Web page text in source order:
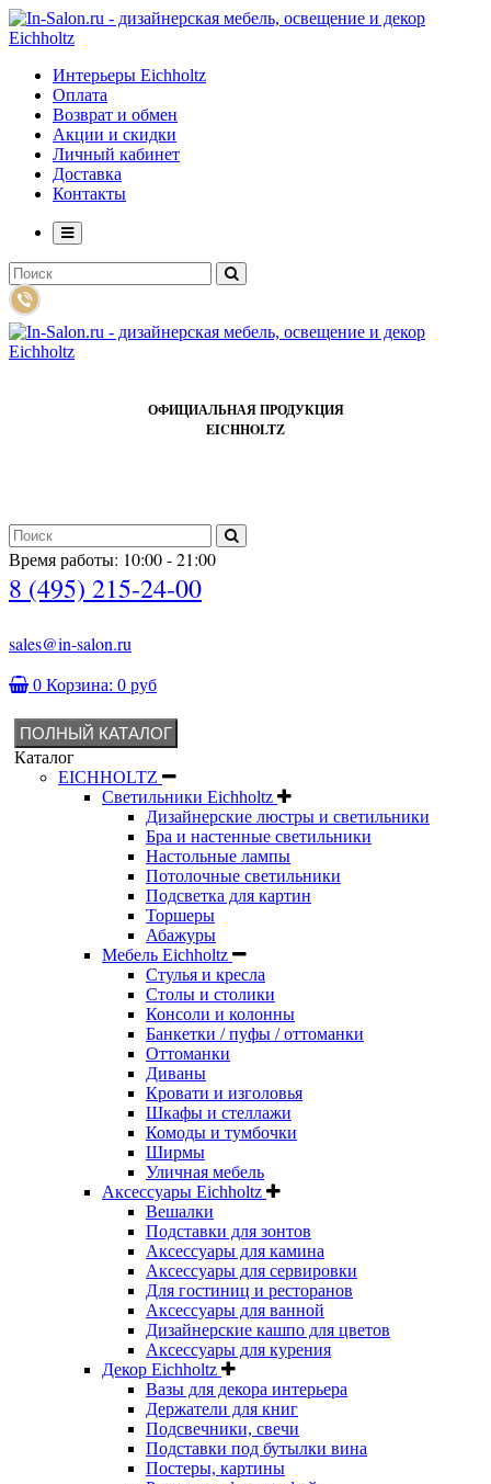
Интерьеры Eichholtz
Оплата
Возврат и обмен
Акции и скидки
Личный кабинет
Доставка
Контакты
ОФИЦИАЛЬНАЯ ПРОДУКЦИЯ
EICHHOLTZ
Время работы: 10:00 - 21:00
8 (495) 215-24-00
sales@in-salon.ru
0 Корзина: 0 руб
ПОЛНЫЙ КАТАЛОГ
Каталог
EICHHOLTZ
Светильники Eichholtz
Дизайнерские люстры и светильники
Бра и настенные светильники
Настольные лампы
Потолочные светильники
Подсветка для картин
Торшеры
Абажуры
Мебель Eichholtz
Стулья и кресла
Столы и столики
Консоли и колонны
Банкетки / пуфы / оттоманки
Оттоманки
Диваны
Кровати и изголовья
Шкафы и стеллажи
Комоды и тумбочки
Ширмы
Уличная мебель
Аксессуары Eichholtz
Вешалки
Подставки для зонтов
Аксессуары для камина
Аксессуары для сервировки
Для гостиниц и ресторанов
Аксессуары для ванной
Дизайнерские кашпо для цветов
Аксессуары для курения
Декор Eichholtz
Вазы для декора интерьера
Держатели для книг
Подсвечники, свечи
Подставки под бутылки вина
Постеры, картины